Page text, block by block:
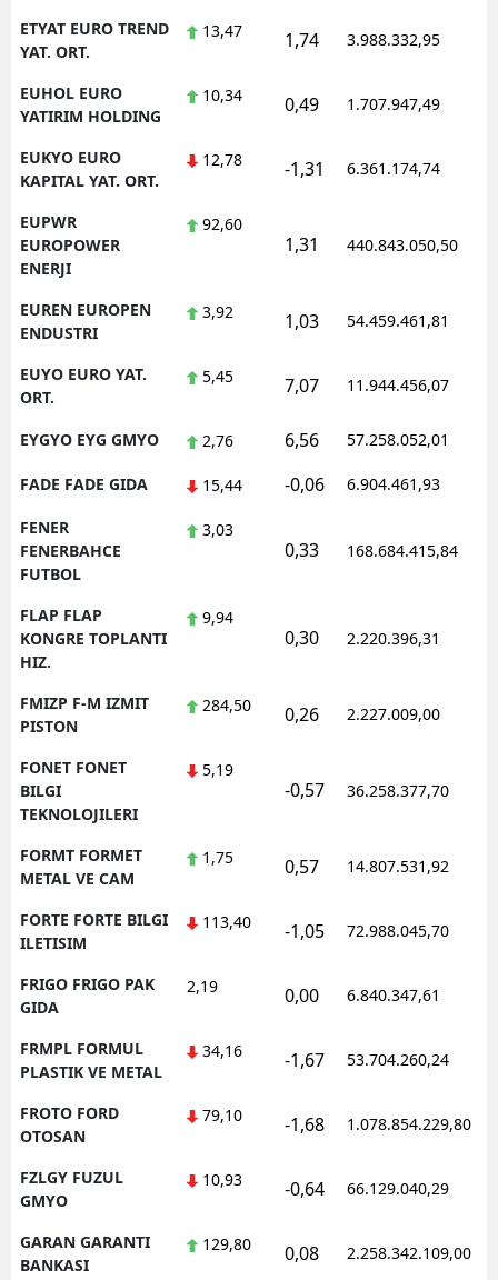
ETYAT EURO TREND
YAT. ORT.
13,47 1,74 3.988.332,95
EUHOL EURO
YATIRIM HOLDING
10,34 0,49 1.707.947,49
EUKYO EURO
KAPITAL YAT. ORT.
12,78 -1,31 6.361.174,74
EUPWR
EUROPOWER
ENERJI
92,60
1,31 440.843.050,50
EUREN EUROPEN
ENDUSTRI
3,92 1,03 54.459.461,81
EUYO EURO YAT.
ORT.
5,45 7,07 11.944.456,07
EYGYO EYG GMYO 2,76 6,56 57.258.052,01
FADE FADE GIDA 15,44 -0,06 6.904.461,93
FENER
FENERBAHCE
FUTBOL
3,03
0,33 168.684.415,84
FLAP FLAP
KONGRE TOPLANTI
HIZ.
9,94
0,30 2.220.396,31
FMIZP F-M IZMIT
PISTON
284,50 0,26 2.227.009,00
FONET FONET
BILGI
TEKNOLOJILERI
5,19
-0,57 36.258.377,70
FORMT FORMET
METAL VE CAM
1,75 0,57 14.807.531,92
FORTE FORTE BILGI
ILETISIM
113,40 -1,05 72.988.045,70
FRIGO FRIGO PAK
GIDA
2,19 0,00 6.840.347,61
FRMPL FORMUL
PLASTIK VE METAL
34,16 -1,67 53.704.260,24
FROTO FORD
OTOSAN
79,10 -1,68 1.078.854.229,80
FZLGY FUZUL
GMYO
10,93 -0,64 66.129.040,29
GARAN GARANTI
BANKASI
129,80 0,08 2.258.342.109,00